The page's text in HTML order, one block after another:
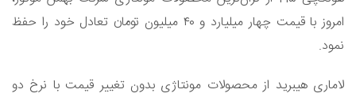
امروز با قیمت چهار میلیارد و ۴۰ میلیون تومان تعادل خود را حفظ
نمود.
لاماری هیبرید از محصولات مونتاژی بدون تغییر قیمت با نرخ دو